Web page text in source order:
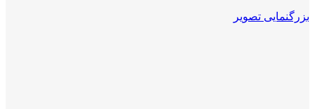
بزرگنمایی تصویر